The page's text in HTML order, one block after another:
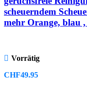
scheuerndem
mehr Orange, blau
Vorrätig
CHF49.95